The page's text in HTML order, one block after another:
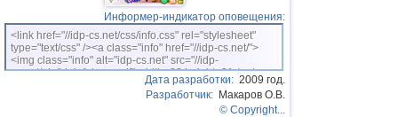
07.01
Израиль
Снегопады на Ближнем
Востоке
Климат
Дорожный
конвейер
Информер-индикатор оповещения:
<link href="//idp-cs.net/css/info.css" rel="stylesheet"
type="text/css" /><a class="info" href="//idp-cs.net/">
<img class="info" alt="idp-cs.net" src="//idp-
cs.net/pix/idpinfok_sm.gif" width=88 height=31 /></a>
Дата разработки: 2009 год.
Разработчик: Макаров О.В.
© Copyright...